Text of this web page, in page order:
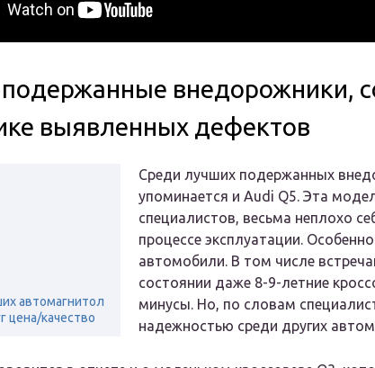
внедорожники,
выявленных дефектов
автомагнитол
цена/качество
Среди лучших подержанных
упоминается и Audi Q5. Эта
специалистов, весьма неплохо
процессе эксплуатации.
автомобили. В том числе
состоянии даже 8-9-летние
минусы. Но, по словам
надежностью среди других